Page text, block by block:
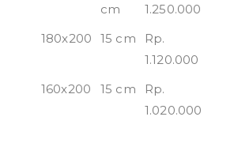
cm
1.250.000
180x200 15 cm
Rp.
1.120.000
160x200 15 cm
Rp.
1.020.000